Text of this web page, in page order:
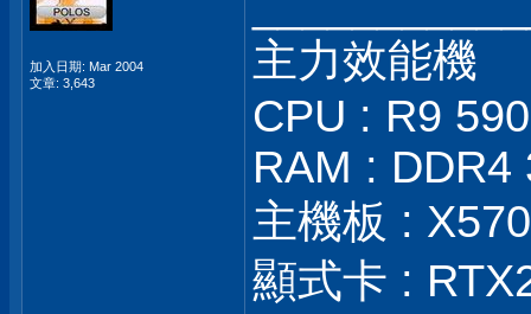
加入日期: Mar 2004
文章: 3,643
主力效能機
CPU : R9
RAM : DDR4
主機板 :
顯式卡 :